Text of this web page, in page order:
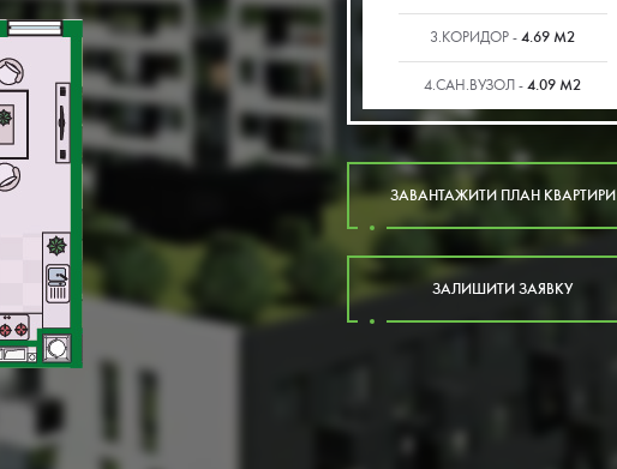
3.КОРИДОР -4.69 М2
4.САН.ВУЗОЛ -4.09 М2
ЗАВАНТАЖИТИ ПЛАН КВАРТИРИ
ЗАЛИШИТИ ЗАЯВКУ